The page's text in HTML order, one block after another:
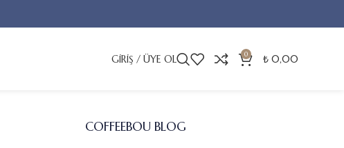
GIRIŞ / ÜYE OL 0 ₺ 0,00
COFFEEBOU BLOG